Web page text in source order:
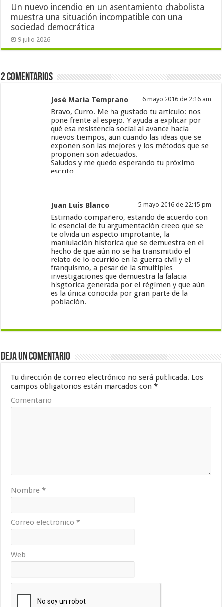
Un nuevo incendio en un asentamiento chabolista
muestra una situación incompatible con una
sociedad democrática
9 julio 2026
2 Comentarios
José María Temprano 6 mayo 2016 de 2:16 am
Bravo, Curro. Me ha gustado tu artículo: nos
pone frente al espejo. Y ayuda a explicar por
qué esa resistencia social al avance hacia
nuevos tiempos, aun cuando las ideas que se
exponen son las mejores y los métodos que se
proponen son adecuados.
Saludos y me quedo esperando tu próximo
escrito.
Juan Luis Blanco 5 mayo 2016 de 22:15 pm
Estimado compañero, estando de acuerdo con
lo esencial de tu argumentación creeo que se
te olvida un aspecto improtante, la
maniulación historica que se demuestra en el
hecho de que aún no se ha transmitido el
relato de lo ocurrido en la guerra civil y el
franquismo, a pesar de la smultiples
investigaciones que demuestra la falacia
hisgtorica generada por el régimen y que aún
es la única conocida por gran parte de la
población.
Deja un comentario
Tu dirección de correo electrónico no será publicada. Los
campos obligatorios están marcados con*
Comentario
Nombre*
Correo electrónico*
Web